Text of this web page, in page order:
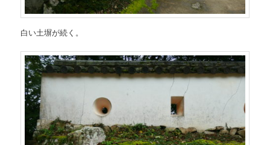
白い土塀が続く。